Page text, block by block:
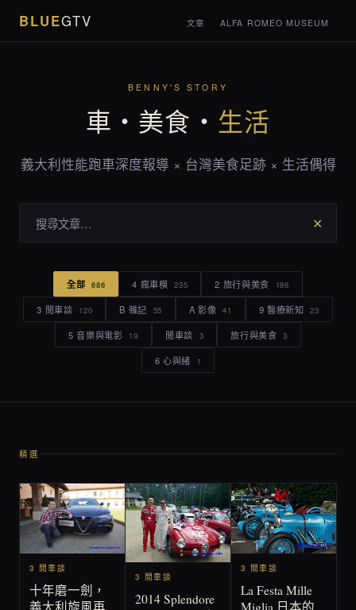
BLUEGTV 文章 ALFA ROMEO MUSEUM
BENNY'S STORY
車・美食・ 生活
義大利性能跑車深度報導 × 台灣美食足跡 × 生活偶得
✕
全部 686 4 瘋車模 235 2 旅行與美食 186
3 閒車談 120 B 雜記 55 A 影像 41 9 醫療新知 23
5 音樂與電影 19 閒車談 3 旅行與美食 3
6 心與緒 1
精選
3 閒車談
十年磨一劍，
3 閒車談
2014 Splendore
3 閒車談
La Festa Mille
Miglia 日本的